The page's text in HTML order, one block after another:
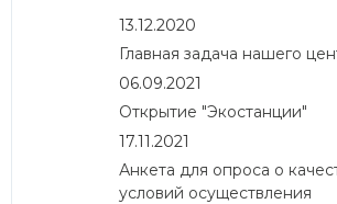
13.12.2020
Главная задача нашего
06.09.2021
Открытие "Экостанции"
17.11.2021
Анкета для опроса о
условий осуществления